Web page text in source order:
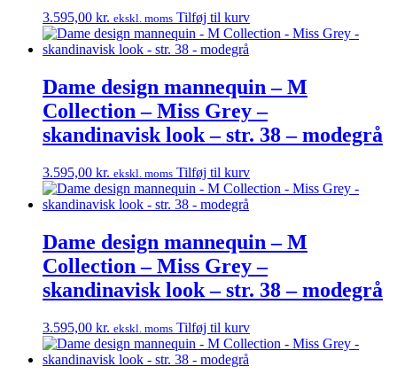
3.595,00 kr. ekskl. moms Tilføj til kurv
Dame design mannequin – M
Collection – Miss Grey –
skandinavisk look – str. 38 – modegrå
3.595,00 kr. ekskl. moms Tilføj til kurv
Dame design mannequin – M
Collection – Miss Grey –
skandinavisk look – str. 38 – modegrå
3.595,00 kr. ekskl. moms Tilføj til kurv